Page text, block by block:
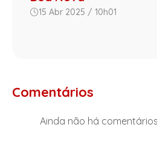
15 Abr 2025 / 10h01
Comentários
Ainda não há